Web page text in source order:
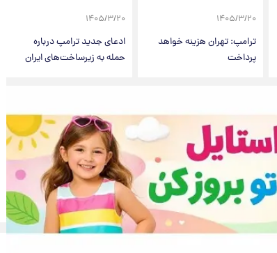
۱۴۰۵/۳/۲۰
ترامپ: تهران هزینه خواهد
پرداخت
۱۴۰۵/۳/۲۰
ادعای جدید ترامپ درباره
حمله به زیرساخت‌های ایران